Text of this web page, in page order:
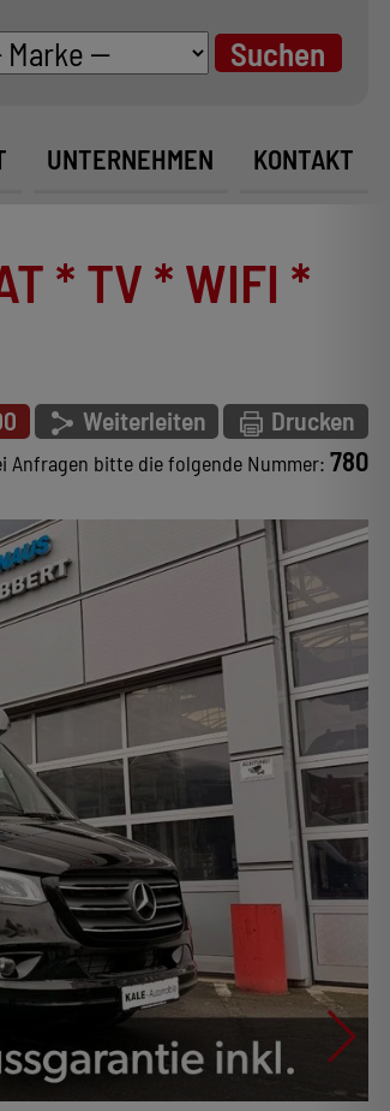
UNTERNEHMEN KONTAKT
* TV * WIFI *
Weiterleiten Drucken
Anfragen bitte die folgende Nummer: 780